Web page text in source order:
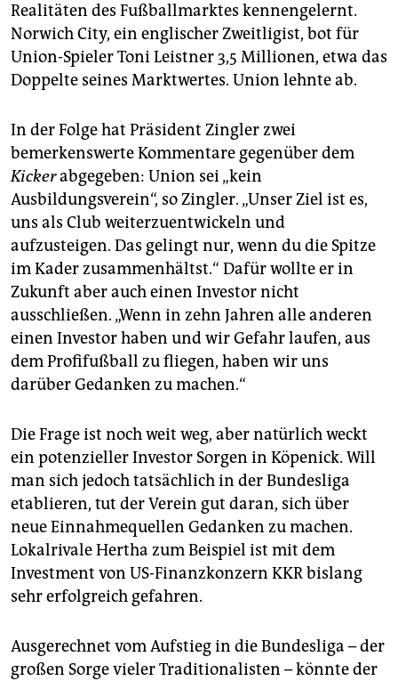
Realitäten des Fußballmarktes kennengelernt.
Norwich City, ein englischer Zweitligist, bot für
Union-Spieler Toni Leistner 3,5 Millionen, etwa das
Doppelte seines Marktwertes. Union lehnte ab.
In der Folge hat Präsident Zingler zwei
bemerkenswerte Kommentare gegenüber dem
Kickerabgegeben: Union sei „kein
Ausbildungsverein“, so Zingler. „Unser Ziel ist es,
uns als Club weiterzuentwickeln und
aufzusteigen. Das gelingt nur, wenn du die Spitze
im Kader zusammenhältst.“ Dafür wollte er in
Zukunft aber auch einen Investor nicht
ausschließen. „Wenn in zehn Jahren alle anderen
einen Investor haben und wir Gefahr laufen, aus
dem Profifußball zu fliegen, haben wir uns
darüber Gedanken zu machen.“
Die Frage ist noch weit weg, aber natürlich weckt
ein potenzieller Investor Sorgen in Köpenick. Will
man sich jedoch tatsächlich in der Bundesliga
etablieren, tut der Verein gut daran, sich über
neue Einnahmequellen Gedanken zu machen.
Lokalrivale Hertha zum Beispiel ist mit dem
Investment von US-Finanzkonzern KKR bislang
sehr erfolgreich gefahren.
Ausgerechnet vom Aufstieg in die Bundesliga – der
großen Sorge vieler Traditionalisten – könnte der